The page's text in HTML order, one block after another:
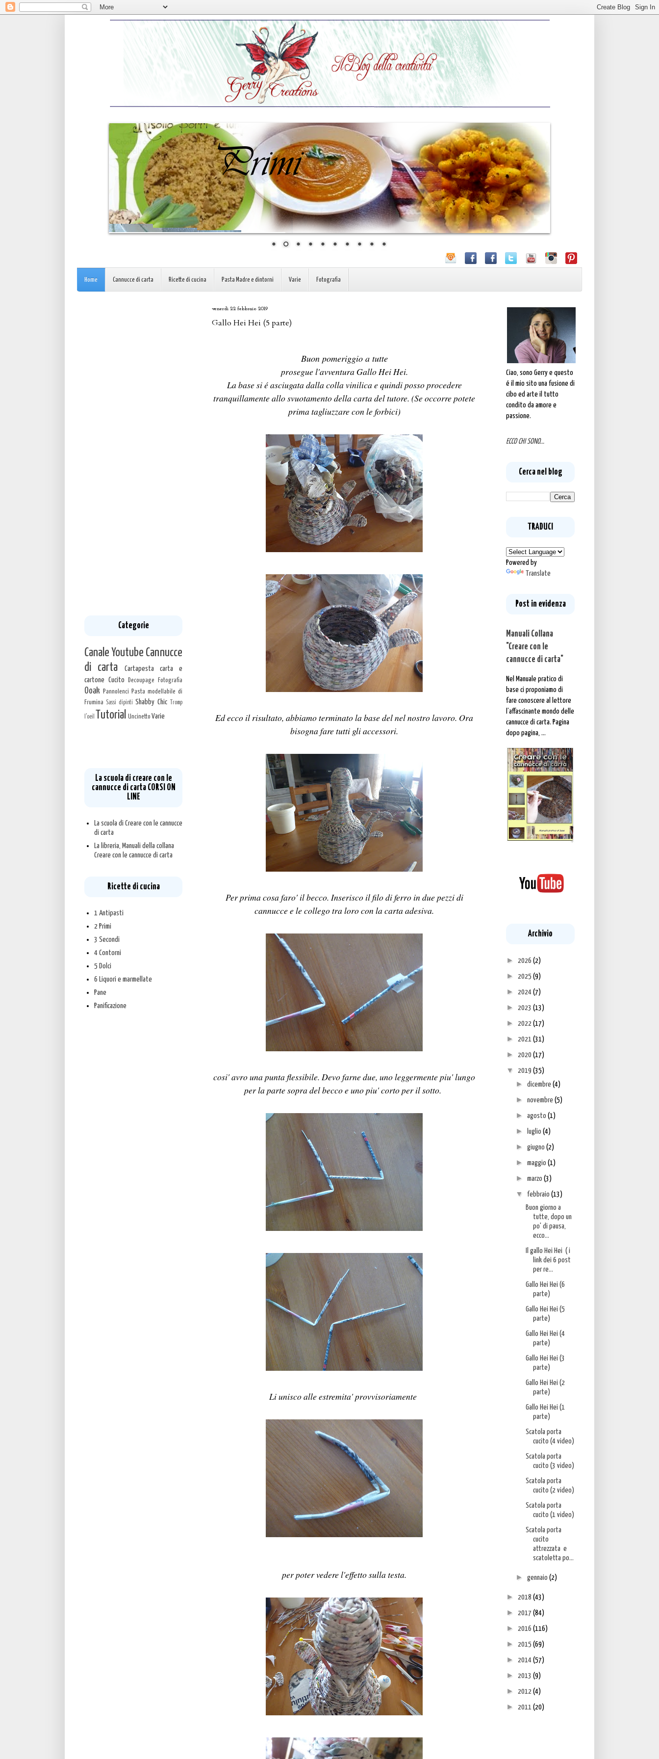
Home Cannucce di carta Ricette di cucina Pasta Madre e dintorni Varie Fotografia
venerdì 22 febbraio 2019
Gallo Hei Hei (5 parte)
Buon pomeriggio a tutte
prosegue l'avventura Gallo Hei Hei.
La base si é asciugata dalla colla vinilica e quindi posso procedere
tranquillamente allo svuotamento della carta del tutore. (Se occorre potete
prima tagliuzzare con le forbici)
Ed ecco il risultato, abbiamo terminato la base del nel nostro lavoro. Ora
bisogna fare tutti gli accessori.
Per prima cosa faro' il becco. Inserisco il filo di ferro in due pezzi di
cannucce e le collego tra loro con la carta adesiva.
cosi' avro una punta flessibile. Devo farne due, uno leggermente piu' lungo
per la parte sopra del becco e uno piu' corto per il sotto.
Li unisco alle estremita' provvisoriamente
per poter vedere l'effetto sulla testa.
Categorie
Canale Youtube Cannucce
di carta
Cartapesta carta e
cartone Cucito Decoupage Fotografia
Ooak Pannolenci Pasta modellabile di
Frumina Sassi dipinti Shabby Chic Tromp
l'oeil Tutorial Uncinetto Varie
La scuola di creare con le
cannucce di carta CORSI ON
LINE
La scuola di Creare con le cannucce
di carta
La libreria, Manuali della collana
Creare con le cannucce di carta
Ricette di cucina
1 Antipasti
2 Primi
3 Secondi
4 Contorni
5 Dolci
6 Liquori e marmellate
Pane
Panificazione
Ciao, sono Gerry e questo
é il mio sito una fusione di
cibo ed arte il tutto
condito da amore e
passione.
ECCO CHI SONO...
Cerca nel blog
TRADUCI
Powered by
Translate
Post in evidenza
Manuali Collana
"Creare con le
cannucce di carta"
Nel Manuale pratico di
base ci proponiamo di
fare conoscere al lettore
l’affascinante mondo delle
cannucce di carta. Pagina
dopo pagina, ...
Archivio
► 2026 (2)
► 2025 (9)
► 2024 (7)
► 2023 (13)
► 2022 (17)
► 2021 (31)
► 2020 (17)
▼ 2019 (35)
►dicembre(4)
►novembre(5)
►agosto(1)
► luglio(4)
►giugno(2)
►maggio(1)
►marzo(3)
▼febbraio(13)
Buon giorno a
tutte, dopo un
po' di pausa,
ecco...
Il gallo Hei Hei ( i
link dei 6 post
per re...
Gallo Hei Hei (6
parte)
Gallo Hei Hei (5
parte)
Gallo Hei Hei (4
parte)
Gallo Hei Hei (3
parte)
Gallo Hei Hei (2
parte)
Gallo Hei Hei (1
parte)
Scatola porta
cucito (4 video)
Scatola porta
cucito (3 video)
Scatola porta
cucito (2 video)
Scatola porta
cucito (1 video)
Scatola porta
cucito
attrezzata e
scatoletta po...
►gennaio(2)
► 2018 (43)
► 2017 (84)
► 2016 (116)
► 2015 (69)
► 2014 (57)
► 2013 (9)
► 2012 (4)
► 2011 (20)